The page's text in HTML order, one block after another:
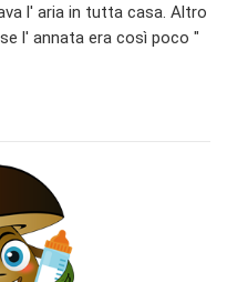
l' aria in tutta casa. Altro
l' annata era così poco "